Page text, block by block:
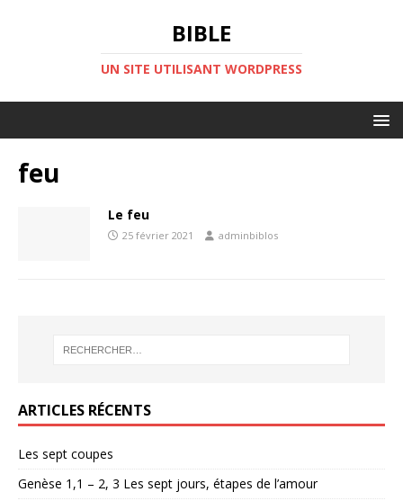
BIBLE
UN SITE UTILISANT WORDPRESS
feu
Le feu
25 février 2021 adminbiblos
ARTICLES RÉCENTS
Les sept coupes
Genèse 1,1 – 2, 3 Les sept jours, étapes de l’amour